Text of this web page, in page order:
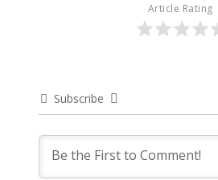
Article Rating
Subscribe